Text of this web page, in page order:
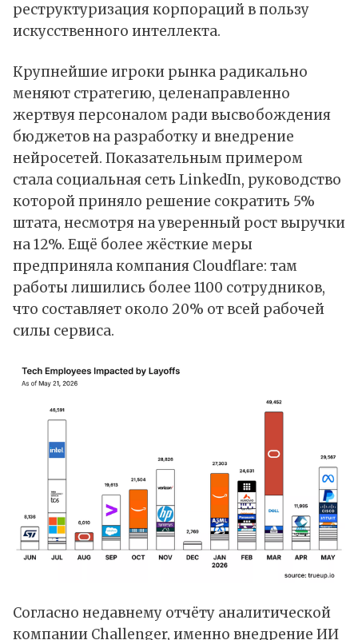
реструктуризациякорпораций в пользу
искусственного интеллекта.
Крупнейшие игроки рынка радикально
меняют стратегию, целенаправленно
жертвуя персоналом ради высвобождения
бюджетов на разработку и внедрение
нейросетей. Показательным примером
стала социальная сеть LinkedIn, руководство
которой приняло решение сократить 5%
штата, несмотря на уверенный рост выручки
на 12%. Ещё более жёсткие меры
предприняла компания Cloudflare: там
работы лишились более 1100 сотрудников,
что составляет около 20% от всей рабочей
силы сервиса.
Согласно недавнему отчёту аналитической
компании Challenger, именно внедрение ИИ